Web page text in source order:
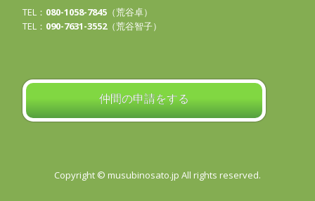
TEL： 080-1058-7845 （荒谷卓）
TEL： 090-7631-3552（荒谷智子）
仲間の申請をする
Copyright © musubinosato.jp All rights reserved.